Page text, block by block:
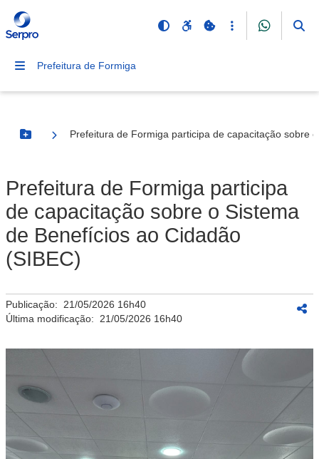
Prefeitura de Formiga
Botão Menu
Prefeitura de Formiga participa de capacitação sobre
Prefeitura de Formiga participa
de capacitação sobre o Sistema
de Benefícios ao Cidadão
(SIBEC)
Publicação: 21/05/2026 16h40
Última modificação: 21/05/2026 16h40